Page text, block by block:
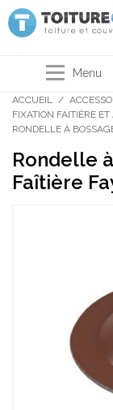
Menu
ACCUEIL /
FIXATION FAITIÈRE ET
RONDELLE À
Rondelle
Faîtière